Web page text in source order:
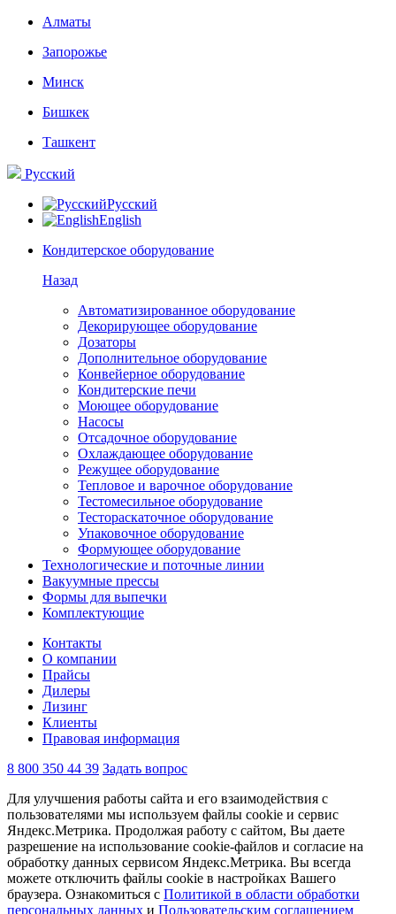
Алматы
Запорожье
Минск
Бишкек
Ташкент
Русский
Русский
English
Кондитерское оборудование
Назад
Автоматизированное оборудование
Декорирующее оборудование
Дозаторы
Дополнительное оборудование
Конвейерное оборудование
Кондитерские печи
Моющее оборудование
Насосы
Отсадочное оборудование
Охлаждающее оборудование
Режущее оборудование
Тепловое и варочное оборудование
Тестомесильное оборудование
Тестораскаточное оборудование
Упаковочное оборудование
Формующее оборудование
Технологические и поточные линии
Вакуумные прессы
Формы для выпечки
Комплектующие
Контакты
О компании
Прайсы
Дилеры
Лизинг
Клиенты
Правовая информация
8 800 350 44 39 Задать вопрос
Для улучшения работы сайта и его взаимодействия с
пользователями мы используем файлы cookie и сервис
Яндекс.Метрика. Продолжая работу с сайтом, Вы даете
разрешение на использование cookie-файлов и согласие на
обработку данных сервисом Яндекс.Метрика. Вы всегда
можете отключить файлы cookie в настройках Вашего
браузера. Ознакомиться с Политикой в области обработки
персональных данных и Пользовательским соглашением